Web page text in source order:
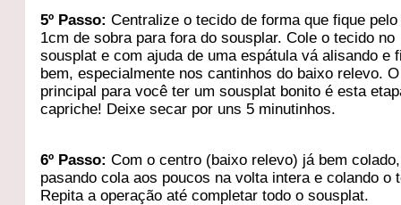
5º Passo: Centralize o tecido de forma que fique
1cm de sobra para fora do sousplar. Cole o tecido no
sousplat e com ajuda de uma espátula vá alisando e
bem, especialmente nos cantinhos do baixo relevo. O
principal para você ter um sousplat bonito é esta
capriche! Deixe secar por uns 5 minutinhos.
6º Passo: Com o centro (baixo relevo) já bem
pasando cola aos poucos na volta intera e colando o
Repita a operação até completar todo o sousplat.